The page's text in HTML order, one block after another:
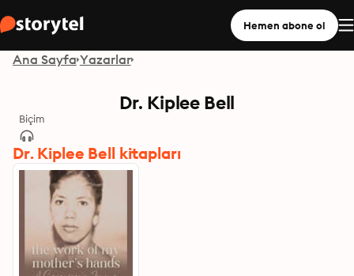
Hemen abone ol
Ana Sayfa Yazarlar
Dr. Kiplee Bell
Biçim
Dr. Kiplee Bell kitapları